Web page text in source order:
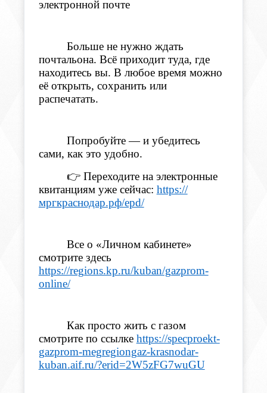
электронной почте
Больше не нужно ждать
почтальона. Всё приходит туда, где
находитесь вы. В любое время можно
её открыть, сохранить или
распечатать.
Попробуйте — и убедитесь
сами, как это удобно.
👉 Переходите на электронные
квитанциям уже сейчас: https://
мргкраснодар.рф/epd/
Все о «Личном кабинете»
смотрите здесь
https://regions.kp.ru/kuban/gazprom-
online/
Как просто жить с газом
смотрите по ссылке https://specproekt-
gazprom-megregiongaz-krasnodar-
kuban.aif.ru/?erid=2W5zFG7wuGU